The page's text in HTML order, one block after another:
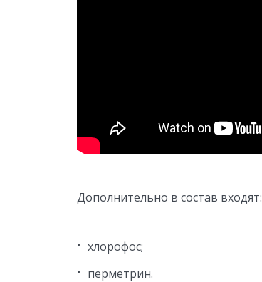
Дополнительно в состав входят:
хлорофос;
перметрин.